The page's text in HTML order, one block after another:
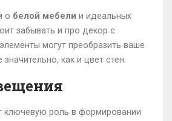
о белой мебели и идеальных
забывать и про декор с
могут преобразить ваше
как и цвет стен.
ключевую роль в формировании